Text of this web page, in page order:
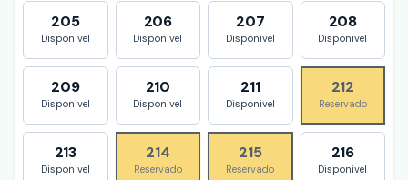
205
Disponivel
206
Disponivel
207
Disponivel
208
Disponivel
209
Disponivel
210
Disponivel
211
Disponivel
212
Reservado
213
Disponivel
214
Reservado
215
Reservado
216
Disponivel